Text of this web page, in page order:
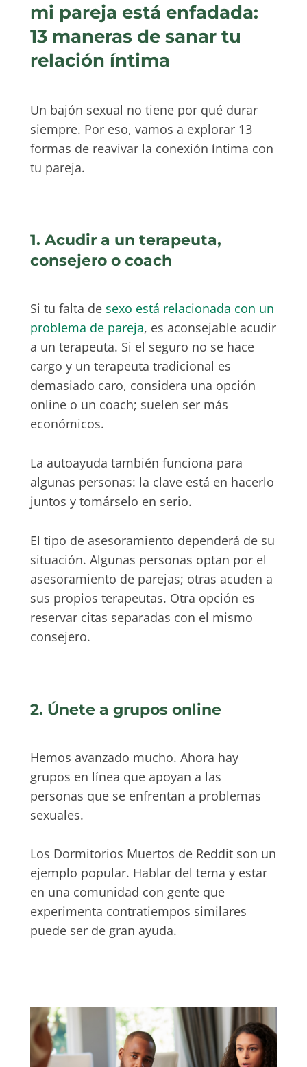
mi pareja está enfadada:
13 maneras de sanar tu
relación íntima
Un bajón sexual no tiene por qué durar
siempre. Por eso, vamos a explorar 13
formas de reavivar la conexión íntima con
tu pareja.
1. Acudir a un terapeuta,
consejero o coach
Si tu falta de sexo está relacionada con un
problema de pareja, es aconsejable acudir
a un terapeuta. Si el seguro no se hace
cargo y un terapeuta tradicional es
demasiado caro, considera una opción
online o un coach; suelen ser más
económicos.
La autoayuda también funciona para
algunas personas: la clave está en hacerlo
juntos y tomárselo en serio.
El tipo de asesoramiento dependerá de su
situación. Algunas personas optan por el
asesoramiento de parejas; otras acuden a
sus propios terapeutas. Otra opción es
reservar citas separadas con el mismo
consejero.
2. Únete a grupos online
Hemos avanzado mucho. Ahora hay
grupos en línea que apoyan a las
personas que se enfrentan a problemas
sexuales.
Los Dormitorios Muertos de Reddit son un
ejemplo popular. Hablar del tema y estar
en una comunidad con gente que
experimenta contratiempos similares
puede ser de gran ayuda.